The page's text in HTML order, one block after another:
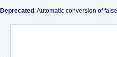
Deprecated : Automatic conversion of